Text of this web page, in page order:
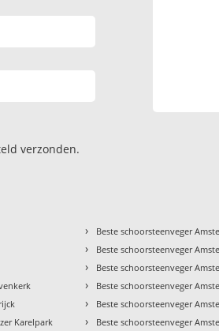
verzonden.
Karelpark
› Beste schoorsteenveger
› Beste schoorsteenveger
› Beste schoorsteenveger
› Beste schoorsteenveger
› Beste schoorsteenveger
› Beste schoorsteenveger